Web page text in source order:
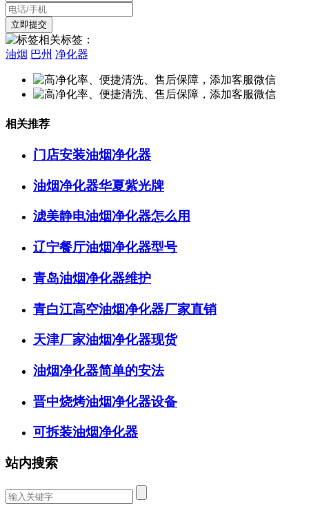
相关标签：
油烟 巴州 净化器
相关推荐
门店安装油烟净化器
油烟净化器华夏紫光牌
滤美静电油烟净化器怎么用
辽宁餐厅油烟净化器型号
青岛油烟净化器维护
青白江高空油烟净化器厂家直销
天津厂家油烟净化器现货
油烟净化器简单的安法
晋中烧烤油烟净化器设备
可拆装油烟净化器
站内搜索